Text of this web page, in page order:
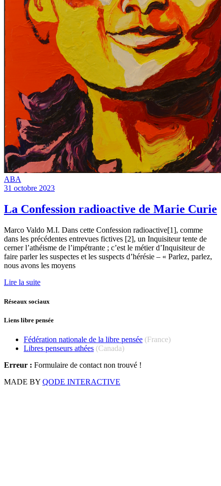
ABA
31 octobre 2023
La Confession radioactive de Marie Curie
Marco Valdo M.I. Dans cette Confession radioactive[1], comme
dans les précédentes entrevues fictives [2], un Inquisiteur tente de
cerner l’athéisme de l’impétrante ; c’est le métier d’Inquisiteur de
faire parler les suspectes et les suspects d’hérésie – « Parlez, parlez,
nous avons les moyens
Lire la suite
Réseaux sociaux
Liens libre pensée
Fédération nationale de la libre pensée (France)
Libres penseurs athées (Canada)
Erreur : Formulaire de contact non trouvé !
MADE BY QODE INTERACTIVE